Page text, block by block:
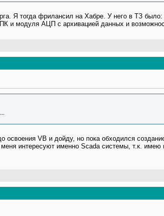
Я тогда фрилансил на Хабре. У него в ТЗ было:
и модуля АЦП c архивацией данных и
освоения VB и дойду, но пока обходился
интересуют именно Scada системы, т.к.